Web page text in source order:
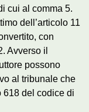
cui al comma 5.
dell’articolo 11
con
Avverso il
possono
al tribunale che
618 del codice di